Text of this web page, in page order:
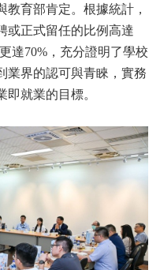
育部肯定。根據統計，
或正式留任的比例高達
達70%，充分證明了學校
業界的認可與青睞，實務
就業的目標。